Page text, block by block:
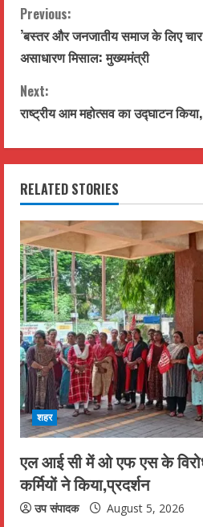
C
o
n
t
i
n
u
e
R
e
a
d
i
n
g
Previous:
’बस्तर और जनजातीय समाज के लिए
असाधारण मिसाल: मुख्यमंत्री
Next:
राष्ट्रीय आम महोत्सव का उद्घाटन
RELATED STORIES
शहर
एल आई सी में ओ एफ एस के
कर्मियों ने किया,प्रदर्शन
उप संपादक August 5, 2026